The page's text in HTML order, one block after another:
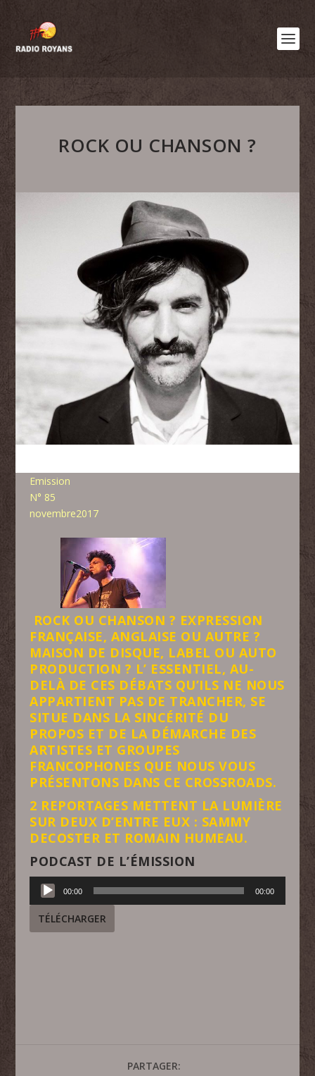
ROCK OU CHANSON ?
Emission
N° 85
novembre2017
ROCK OU CHANSON ? EXPRESSION
FRANÇAISE, ANGLAISE OU AUTRE ?
MAISON DE DISQUE, LABEL OU AUTO
PRODUCTION ? L’ ESSENTIEL, AU-
DELÀ DE CES DÉBATS QU’ILS NE NOUS
APPARTIENT PAS DE TRANCHER, SE
SITUE DANS LA SINCÉRITÉ DU
PROPOS ET DE LA DÉMARCHE DES
ARTISTES ET GROUPES
FRANCOPHONES QUE NOUS VOUS
PRÉSENTONS DANS CE CROSSROADS.
2 REPORTAGES METTENT LA LUMIÈRE
SUR DEUX D’ENTRE EUX : SAMMY
DECOSTER ET ROMAIN HUMEAU.
PODCAST DE L’ÉMISSION
Lecteur
audio
00:00 00:00
TÉLÉCHARGER
PARTAGER: